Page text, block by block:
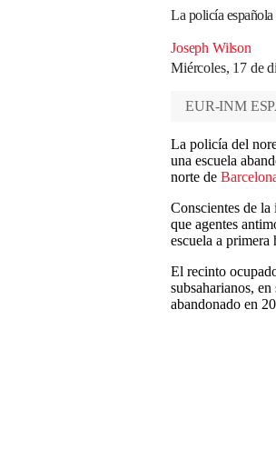
La policía
Joseph Wilson
Miércoles, 17 de
EUR-INM
La policía del
una escuela
norte de
Conscientes de
que agentes
escuela a primera
El recinto
subsaharianos,
abandonado en